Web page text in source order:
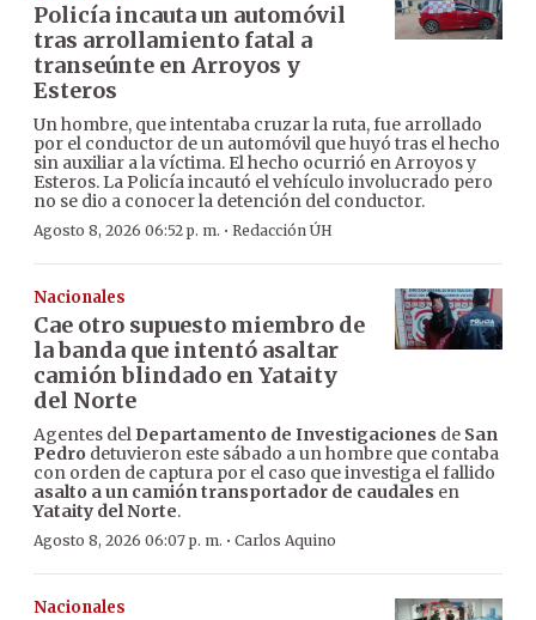
Policía incauta un automóvil
tras arrollamiento fatal a
transeúnte en Arroyos y
Esteros
Un hombre, que intentaba cruzar la ruta, fue arrollado
por el conductor de un automóvil que huyó tras el hecho
sin auxiliar a la víctima. El hecho ocurrió en Arroyos y
Esteros. La Policía incautó el vehículo involucrado pero
no se dio a conocer la detención del conductor.
Agosto 8, 2026 06:52 p. m. · Redacción ÚH
Nacionales
Cae otro supuesto miembro de
la banda que intentó asaltar
camión blindado en Yataity
del Norte
Agentes del Departamento de Investigaciones de San
Pedro detuvieron este sábado a un hombre que contaba
con orden de captura por el caso que investiga el fallido
asalto a un camión transportador de caudales en
Yataity del Norte.
Agosto 8, 2026 06:07 p. m. · Carlos Aquino
Nacionales